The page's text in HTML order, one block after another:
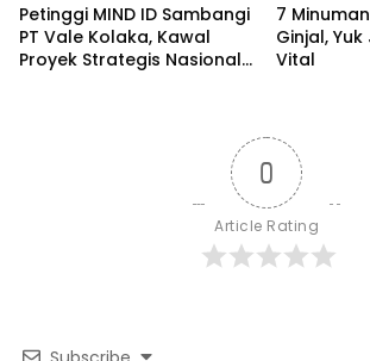
Petinggi MIND ID Sambangi
PT Vale Kolaka, Kawal
Proyek Strategis Nasional
7
Ginjal,
Vital
0
Article Rating